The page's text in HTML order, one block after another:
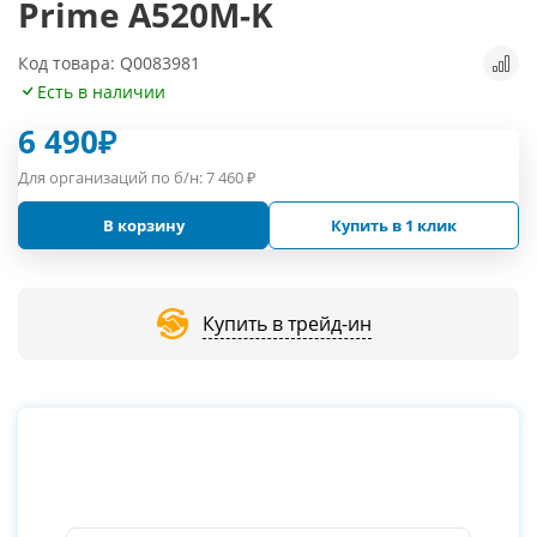
Prime A520M-K
Код товара: Q0083981
Есть в наличии
6 490₽
Для организаций по б/н:7 460₽
В корзину Купить в 1 клик
Купить в трейд-ин